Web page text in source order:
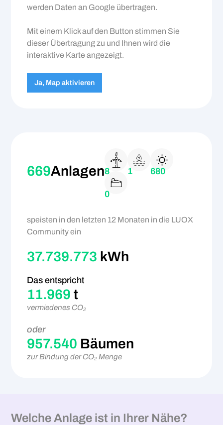
werden Daten an Google übertragen.
Mit einem Klick auf den Button stimmen Sie
dieser Übertragung zu und Ihnen wird die
interaktive Karte angezeigt.
Ja, Map aktivieren
669Anlagen8 1 680
0
speisten in den letzten 12 Monaten in die LUOX
Community ein
37.739.773 kWh
Das entspricht
11.969 t
vermiedenes CO₂
oder
957.540 Bäumen
zur Bindung der CO₂ Menge
Welche Anlage ist in Ihrer Nähe?